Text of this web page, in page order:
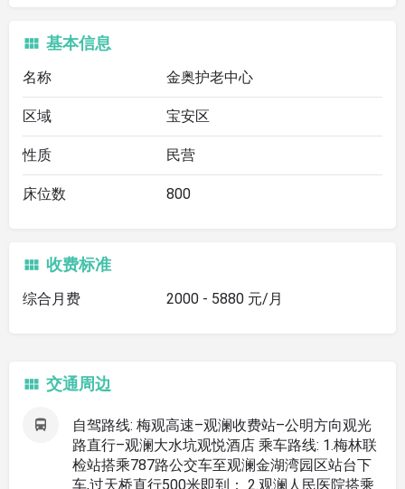
基本信息
名称 金奥护老中心
区域 宝安区
性质 民营
床位数 800
收费标准
综合月费 2000 - 5880 元/月
交通周边
自驾路线: 梅观高速–观澜收费站–公明方向观光
路直行–观澜大水坑观悦酒店 乘车路线: 1.梅林联
检站搭乘787路公交车至观澜金湖湾园区站台下
车,过天桥直行500米即到； 2.观澜人民医院搭乘